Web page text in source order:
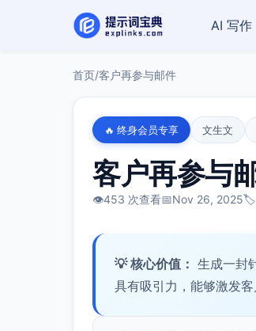
AI 写作
首页/客户再参与邮件
🔥 终身会员专享 文生文
客户再参与
👁️453 次查看📅Nov 26, 2025🏷️
💡 核心价值： 生成一封
具有吸引力，能够激发